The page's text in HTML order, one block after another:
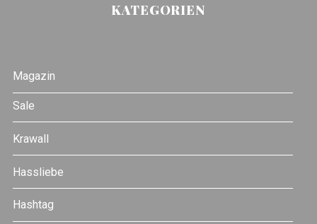
KATEGORIEN
Magazin
Sale
Krawall
Hassliebe
Hashtag